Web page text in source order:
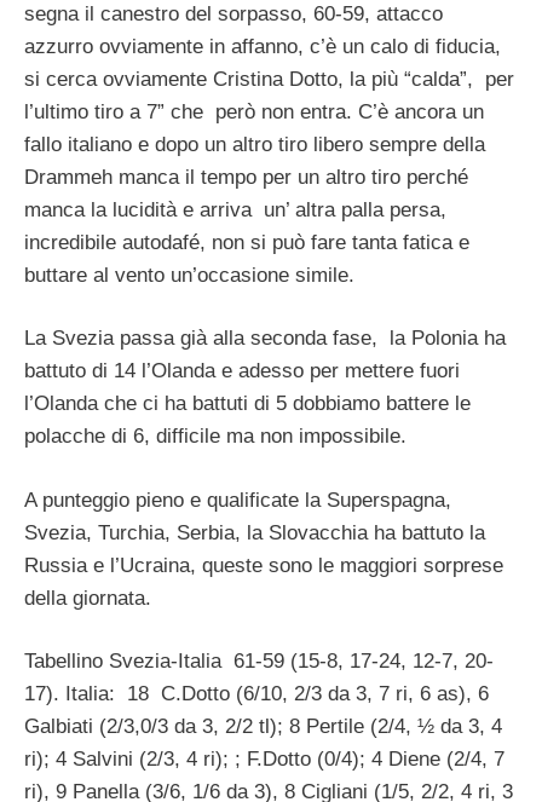
segna il canestro del sorpasso, 60-59, attacco
azzurro ovviamente in affanno, c’è un calo di fiducia,
si cerca ovviamente Cristina Dotto, la più “calda”, per
l’ultimo tiro a 7” che però non entra. C’è ancora un
fallo italiano e dopo un altro tiro libero sempre della
Drammeh manca il tempo per un altro tiro perché
manca la lucidità e arriva un’ altra palla persa,
incredibile autodafé, non si può fare tanta fatica e
buttare al vento un’occasione simile.
La Svezia passa già alla seconda fase, la Polonia ha
battuto di 14 l’Olanda e adesso per mettere fuori
l’Olanda che ci ha battuti di 5 dobbiamo battere le
polacche di 6, difficile ma non impossibile.
A punteggio pieno e qualificate la Superspagna,
Svezia, Turchia, Serbia, la Slovacchia ha battuto la
Russia e l’Ucraina, queste sono le maggiori sorprese
della giornata.
Tabellino Svezia-Italia 61-59 (15-8, 17-24, 12-7, 20-
17). Italia: 18 C.Dotto (6/10, 2/3 da 3, 7 ri, 6 as), 6
Galbiati (2/3,0/3 da 3, 2/2 tl); 8 Pertile (2/4, ½ da 3, 4
ri); 4 Salvini (2/3, 4 ri); ; F.Dotto (0/4); 4 Diene (2/4, 7
ri), 9 Panella (3/6, 1/6 da 3), 8 Cigliani (1/5, 2/2, 4 ri, 3